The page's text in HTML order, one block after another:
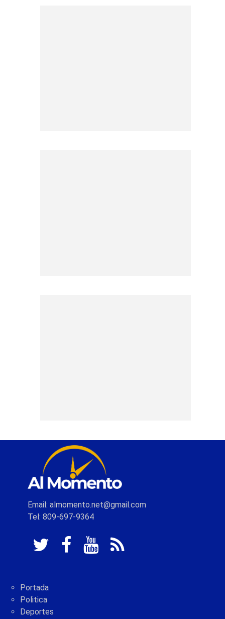
Email: almomento.net@gmail.com
Tel: 809-697-9364
Portada
Politica
Deportes